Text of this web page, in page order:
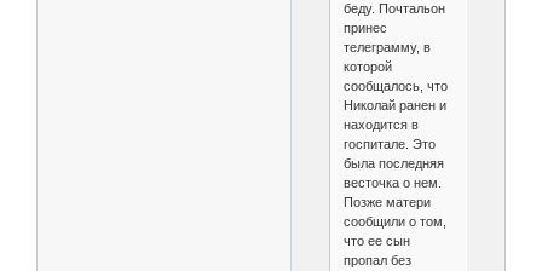
беду. Почтальон
принес
телеграмму, в
которой
сообщалось, что
Николай ранен и
находится в
госпитале. Это
была последняя
весточка о нем.
Позже матери
сообщили о том,
что ее сын
пропал без